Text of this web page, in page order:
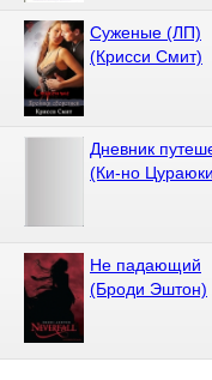
Суженые (ЛП)
(Крисси Смит)
Дневник
(Ки-но
Не падающий
(Броди Эштон)